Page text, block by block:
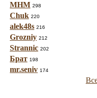
МНМ 298
Chuk 220
alek48s 216
Grozniy 212
Strannic 202
Брат 198
mr.seniv 174